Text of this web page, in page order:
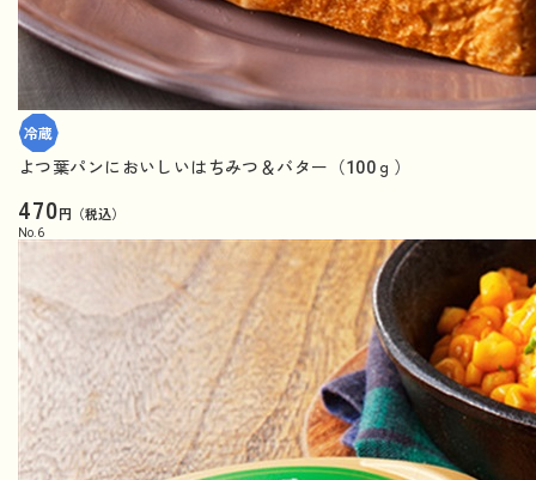
よつ葉パンにおいしいはちみつ＆バター（100ｇ）
470円（税込）
No. 6